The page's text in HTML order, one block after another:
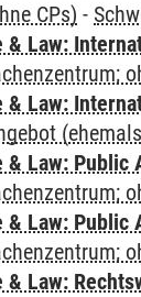
CPs) -
Law:
Law:
Law: Public
Law: Public
Law: